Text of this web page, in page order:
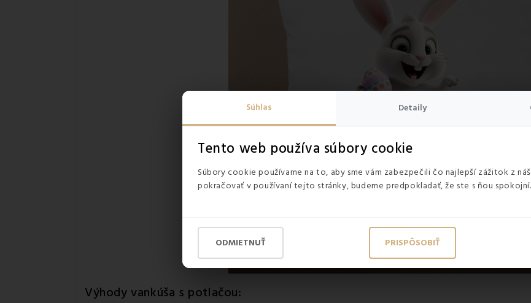
Súhlas Detaily
Tento web používa súbory cookie
Súbory cookie používame na to, aby sme vám zabezpečili čo najlepší zážitok z
pokračovať v používaní tejto stránky, budeme predpokladať, že ste s ňou spokojní.
ODMIETNUŤ PRISPÔSOBIŤ
Výhody vankúša s potlačou: